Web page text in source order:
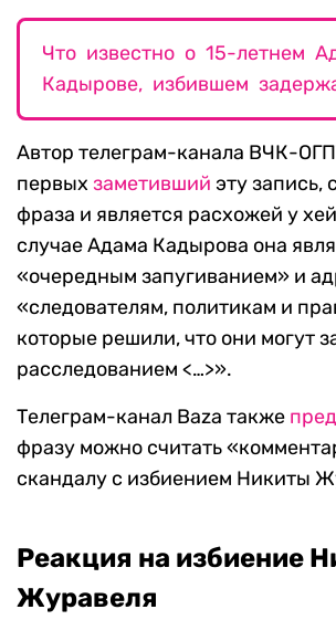
Что известно о 15-летнем
Кадырове, избившем
Автор телеграм-канала ВЧК-
первых заметивший эту запись,
фраза и является расхожей у
случае Адама Кадырова она
«очередным запугиванием» и
«следователям, политикам и
которые решили, что они могут
расследованием <…>».
Телеграм-канал Baza также
фразу можно считать
скандалу с избиением Никиты
Реакция на избиение
Журавеля